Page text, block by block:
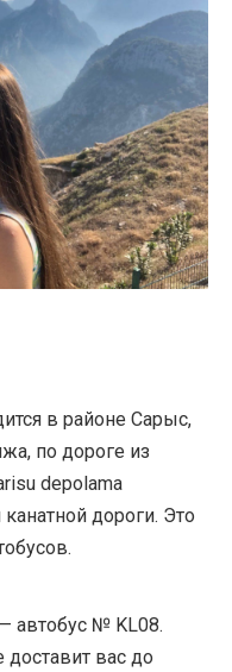
в районе Сарыс,
по дороге из
depolama
дороги. Это
автобус № KL08.
вас до